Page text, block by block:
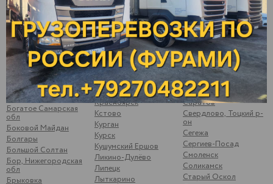
Балаково
Балахна
Балезино
Балтаси
Батайск
Батово
Бахтеевка Ульяновская
обл
Бобылевка
Саратовская обл
Богатое Самарская
обл
Боковой Майдан
Болгары
Большой Солтан
Бор, Нижегородская
обл
Брыковка
Киров
Кирово-Чепецк
Ковров
Королев
Кострома
Котлас
Котово
Кошки
Красноуфимск
Красноярск
Кстово
Курган
Курск
Кушумский Ершов
Ликино-Дулёво
Липецк
Лыткарино
Пугачев
Ромоданово
Рыбинск
Рыбная Слобода
Рязань
Самара
Санкт-Петербург
Саранск
Сарапул
Саратов
Свердлово, Тоцкий р-
он
Сегежа
Сергиев-Посад
Смоленск
Соликамск
Старый Оскол